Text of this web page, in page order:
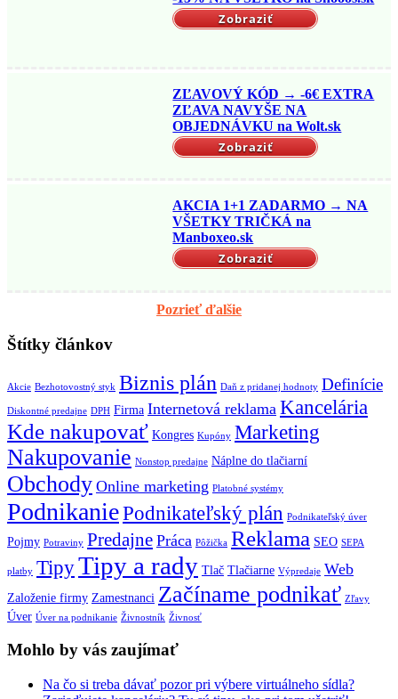
Zobraziť
ZĽAVOVÝ KÓD → -6€ EXTRA
ZĽAVA NAVYŠE NA
OBJEDNÁVKU na Wolt.sk
Zobraziť
AKCIA 1+1 ZADARMO → NA
VŠETKY TRIČKÁ na
Manboxeo.sk
Zobraziť
Pozrieť ďalšie
Štítky článkov
Akcie Bezhotovostný styk Biznis plán Daň z pridanej hodnoty Definície
Diskontné predajne DPH Firma Internetová reklama Kancelária
Kde nakupovať Kongres Kupóny Marketing
Nakupovanie Nonstop predajne Náplne do tlačiarní
Obchody Online marketing Platobné systémy
PodnikaniePodnikateľský plán Podnikateľský úver
Pojmy Potraviny Predajne Práca Pôžička Reklama SEO SEPA
platby TipyTipy a rady Tlač Tlačiarne Výpredaje Web
Založenie firmy Zamestnanci Začíname podnikať Zľavy
Úver Úver na podnikanie Živnostník Živnosť
Mohlo by vás zaujímať
Na čo si treba dávať pozor pri výbere virtuálneho sídla?